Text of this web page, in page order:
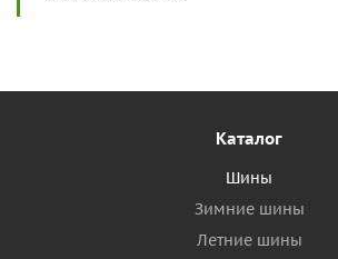
Каталог
Шины
Зимние шины
Летние шины